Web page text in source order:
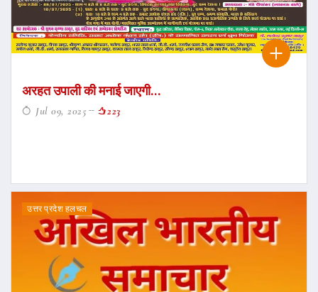
अरहत उपाली की मनाई जाएगी...
Jul 09, 2025 223
उत्तर प्रदेश हलचल